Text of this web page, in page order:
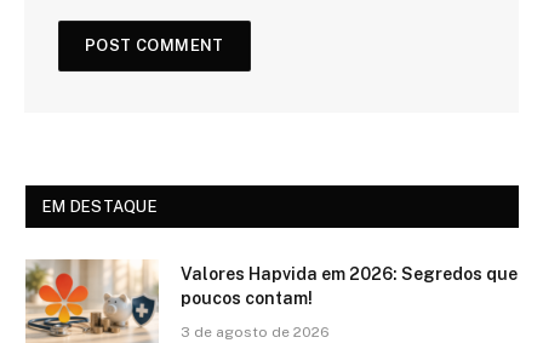
EM DESTAQUE
Valores Hapvida em 2026: Segredos que
poucos contam!
3 de agosto de 2026